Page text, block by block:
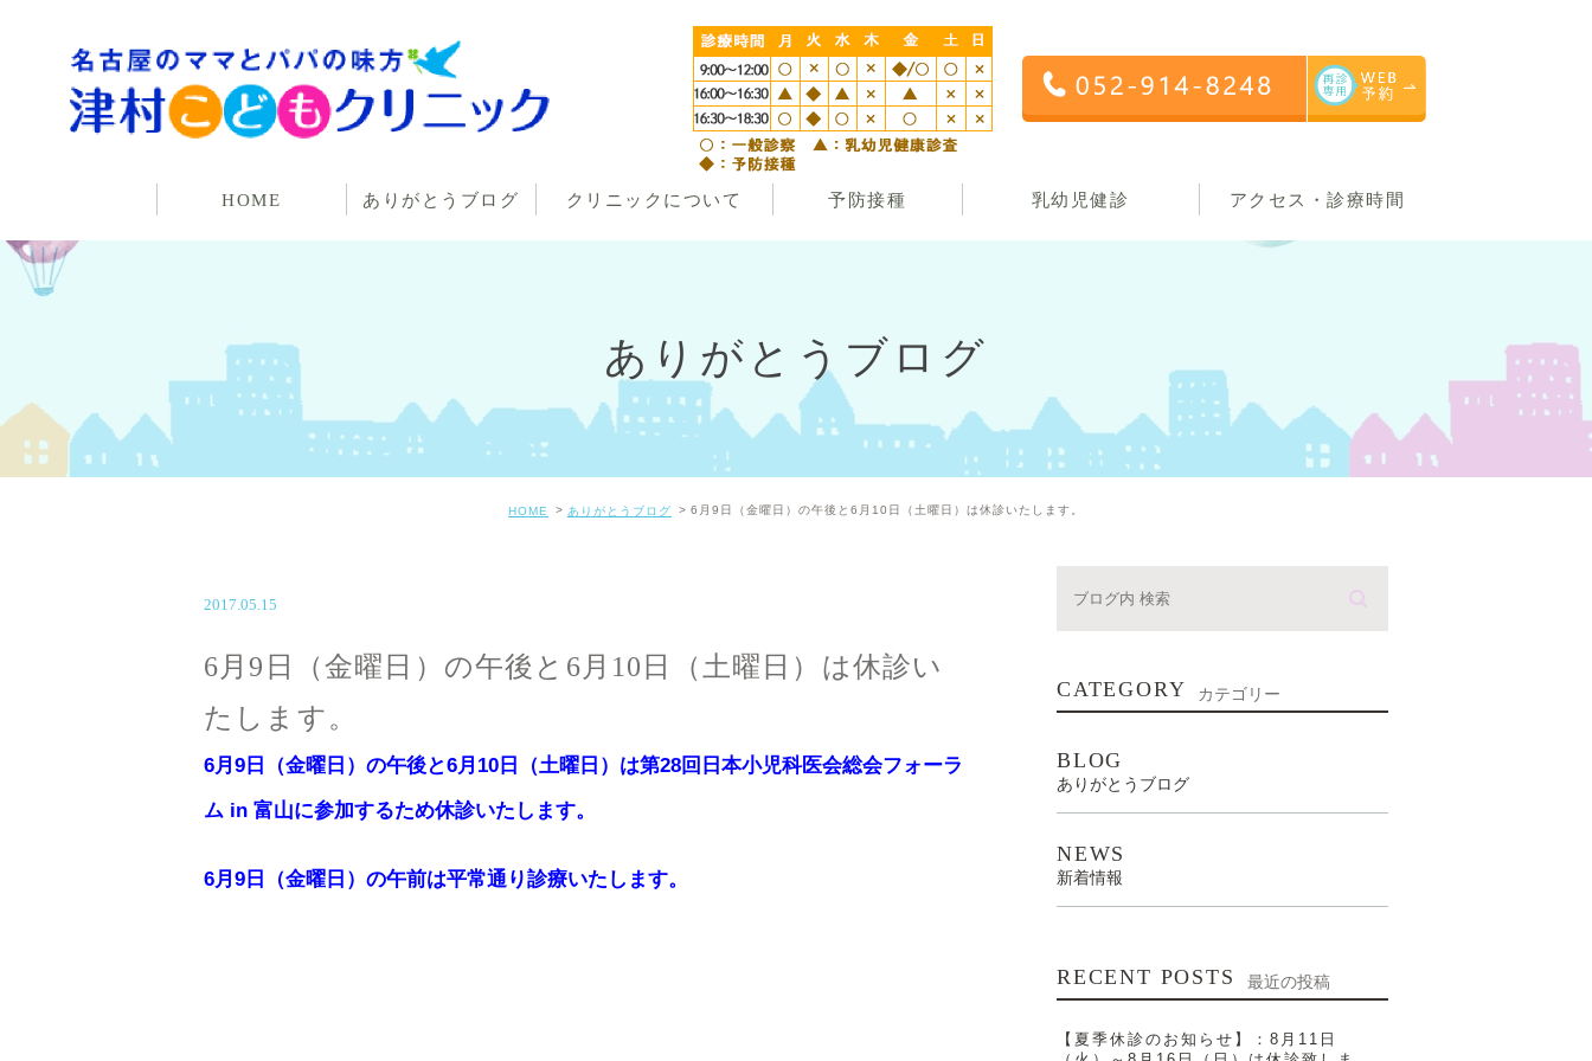
HOME ありがとうブログ クリニックについて 予防接種 乳幼児健診 アクセス・診療時間
ありがとうブログ
HOME ありがとうブログ 6月9日（金曜日）の午後と6月10日（土曜日）は休診いたします。
2017.05.15
6月9日（金曜日）の午後と6月10日（土曜日）は休診い
たします。
6月9日（金曜日）の午後と6月10日（土曜日）は第28回日本小児科医会総会フォーラ
ム in 富山に参加するため休診いたします。
6月9日（金曜日）の午前は平常通り診療いたします。
CATEGORY カテゴリー
BLOG
ありがとうブログ
NEWS
新着情報
RECENT POSTS 最近の投稿
【夏季休診のお知らせ】：8月11日